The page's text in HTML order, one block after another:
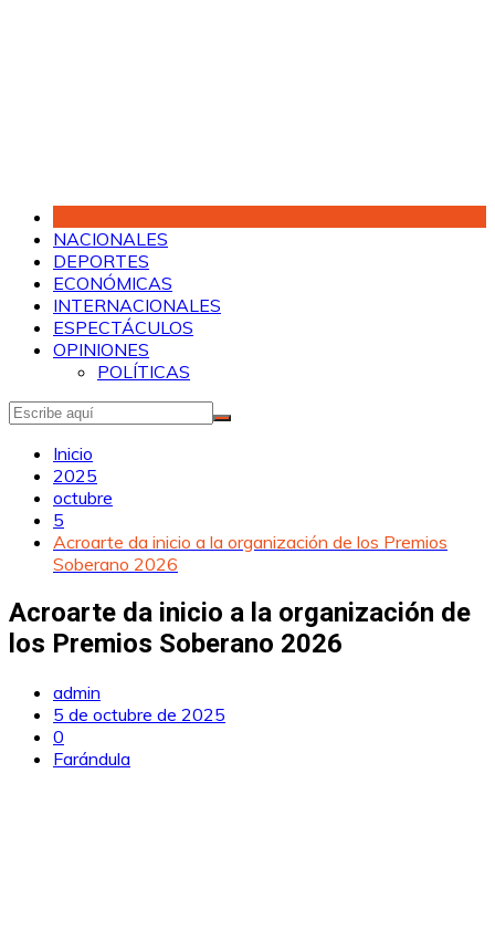
NACIONALES
DEPORTES
ECONÓMICAS
INTERNACIONALES
ESPECTÁCULOS
OPINIONES
POLÍTICAS
Inicio
2025
octubre
5
Acroarte da inicio a la organización de los Premios
Soberano 2026
Acroarte da inicio a la organización de
los Premios Soberano 2026
admin
5 de octubre de 2025
0
Farándula